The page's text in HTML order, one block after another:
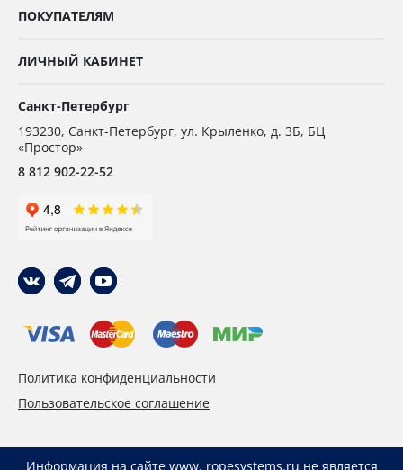
ПОКУПАТЕЛЯМ
ЛИЧНЫЙ КАБИНЕТ
Санкт-Петербург
193230, Санкт-Петербург, ул. Крыленко, д. 3Б, БЦ
«Простор»
8 812 902-22-52
Политика конфиденциальности
Пользовательское соглашение
Информация на сайте www. ropesystems.ru не является